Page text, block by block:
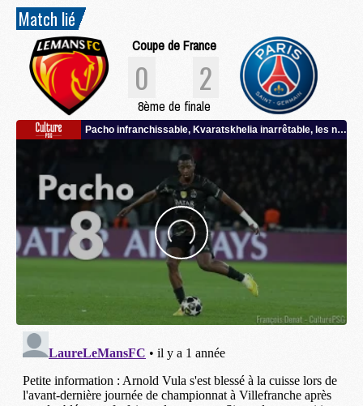
Match lié
Coupe de France
0 2
8ème de finale